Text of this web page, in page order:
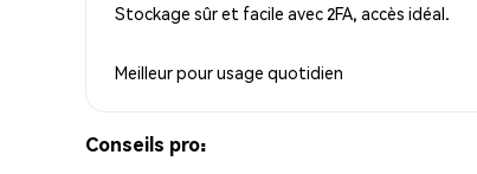
Stockage sûr et facile avec 2FA, accès idéal.
Meilleur pourusage quotidien
Conseils pro: